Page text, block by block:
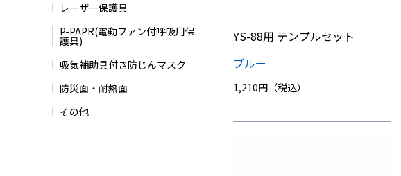
レーザー保護具
P-PAPR(電動ファン付呼吸用保
護具)
吸気補助具付き防じんマスク
防災面・耐熱面
その他
YS-88用 テンプルセット
ブルー
1,210円（税込）